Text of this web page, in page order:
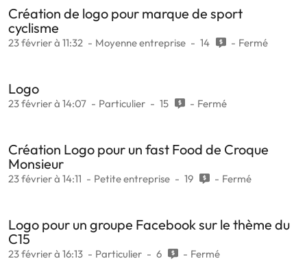
Création de logo pour marque de sport
cyclisme
23 février à 11:32 Moyenne entreprise 14 Fermé
Logo
23 février à 14:07 Particulier 15 Fermé
Création Logo pour un fast Food de Croque
Monsieur
23 février à 14:11 Petite entreprise 19 Fermé
Logo pour un groupe Facebook sur le thème du
C15
23 février à 16:13 Particulier 6 Fermé